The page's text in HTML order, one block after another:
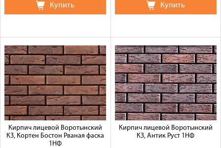
Купить Купить
Кирпич лицевой Воротынский
КЗ, Кортен Бостон Рваная фаска
1НФ
Кирпич лицевой Воротынский
КЗ, Антик Руст 1НФ